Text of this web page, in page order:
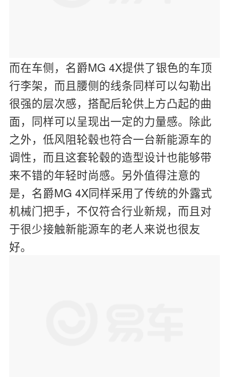
而在车侧，名爵MG 4X提供了银色的车顶
行李架，而且腰侧的线条同样可以勾勒出
很强的层次感，搭配后轮供上方凸起的曲
面，同样可以呈现出一定的力量感。除此
之外，低风阻轮毂也符合一台新能源车的
调性，而且这套轮毂的造型设计也能够带
来不错的年轻时尚感。另外值得注意的
是，名爵MG 4X同样采用了传统的外露式
机械门把手，不仅符合行业新规，而且对
于很少接触新能源车的老人来说也很友
好。